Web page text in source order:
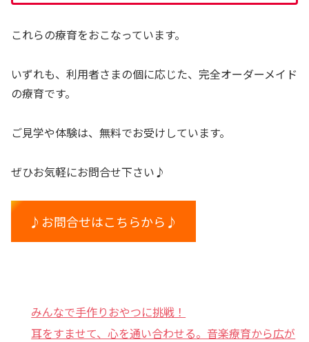
これらの療育をおこなっています。
いずれも、利用者さまの個に応じた、完全オーダーメイド
の療育です。
ご見学や体験は、無料でお受けしています。
ぜひお気軽にお問合せ下さい♪
♪お問合せはこちらから♪
みんなで手作りおやつに挑戦！
耳をすませて、心を通い合わせる。音楽療育から広が